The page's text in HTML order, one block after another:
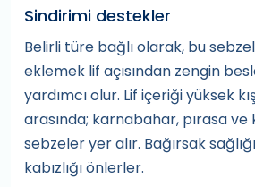
Sindirimi destekler
Belirli türe bağlı olarak, bu
eklemek lif açısından zengin
yardımcı olur. Lif içeriği yüksek
arasında; karnabahar, pırasa ve
sebzeler yer alır. Bağırsak
kabızlığı önlerler.